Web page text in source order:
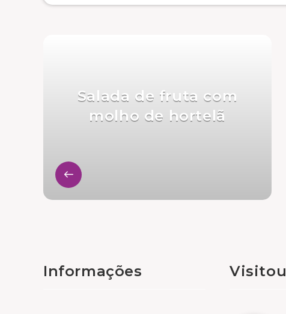
Salada de fruta com
molho de hortelã
Informações Visitou